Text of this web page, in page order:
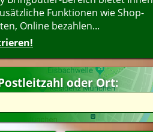
Funktionen wie Shop-
Online bezahlen...
oder Ort:
Shop zuerst)
Getränke